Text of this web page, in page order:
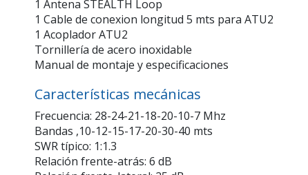
1 Antena STEALTH Loop
1 Cable de conexion longitud 5 mts para ATU2
1 Acoplador ATU2
Tornillería de acero inoxidable
Manual de montaje y especificaciones
Características mecánicas
Frecuencia: 28-24-21-18-20-10-7 Mhz
Bandas ,10-12-15-17-20-30-40 mts
SWR típico: 1:1.3
Relación frente-atrás: 6 dB